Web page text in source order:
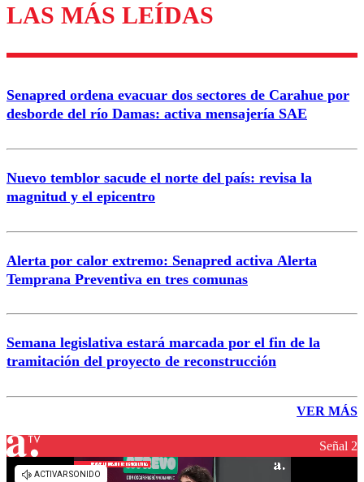
Enviar comentario
LAS MÁS LEÍDAS
Senapred ordena evacuar dos sectores de Carahue por
desborde del río Damas: activa mensajería SAE
Nuevo temblor sacude el norte del país: revisa la
magnitud y el epicentro
Alerta por calor extremo: Senapred activa Alerta
Temprana Preventiva en tres comunas
Semana legislativa estará marcada por el fin de la
tramitación del proyecto de reconstrucción
VER MÁS
Señal 2